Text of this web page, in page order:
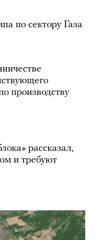
по сектору Газа
производству
рассказал,
и требуют